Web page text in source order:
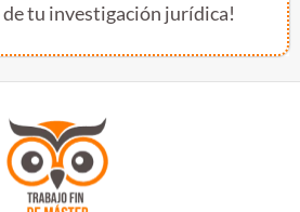
de tu investigación jurídica!